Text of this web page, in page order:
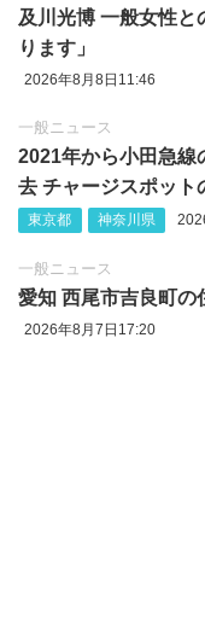
及川光博 一般女性
ります」
2026年8月8日11:46
一般ニュース
2021年から小田急
去 チャージスポット
東京都 神奈川県
一般ニュース
愛知 西尾市吉良町の
2026年8月7日17:20